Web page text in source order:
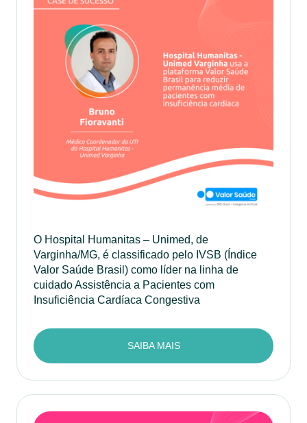
O Hospital Humanitas – Unimed, de
Varginha/MG, é classificado pelo IVSB (Índice
Valor Saúde Brasil) como líder na linha de
cuidado Assistência a Pacientes com
Insuficiência Cardíaca Congestiva
SAIBA MAIS